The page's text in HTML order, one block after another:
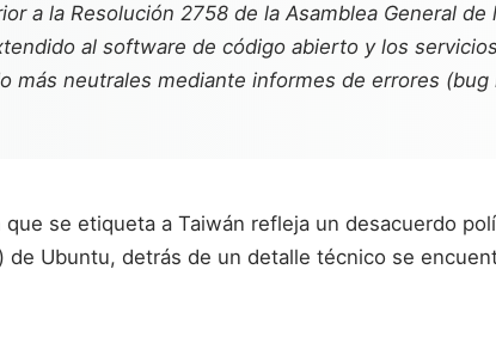
a la Resolución 2758 de la Asamblea General
al software de código abierto y los
más neutrales mediante informes de errores (bug
se etiqueta a Taiwán refleja un desacuerdo
) de Ubuntu, detrás de un detalle técnico se